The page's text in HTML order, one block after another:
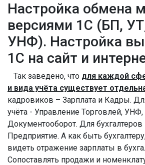
Настройка обмена
версиями 1С (БП,
УНФ). Настройка
1С на сайт и
Так заведено, что для каждой
и вида учёта существует
кадровиков – Зарплата и Кадры.
учёта - Управление Торговлей, УНФ,
Документооборот. Для бухгалтеров
Предприятие. А как быть
видеть отражение зарплаты в
Сопоставлять продажи и